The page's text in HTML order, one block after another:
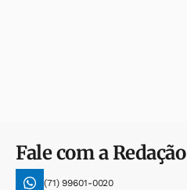
Fale com a Redação
(71) 99601-0020